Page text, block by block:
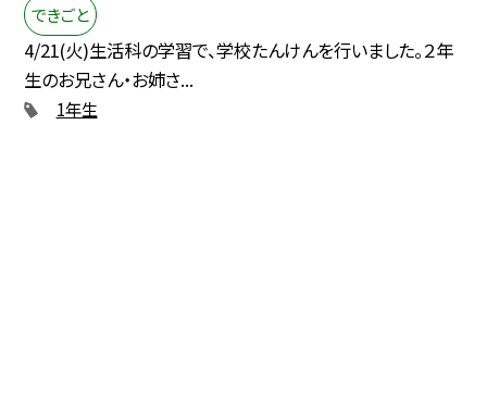
できごと
4/21(火)生活科の学習で、学校たんけんを行いました。２年
生のお兄さん・お姉さ...
1年生